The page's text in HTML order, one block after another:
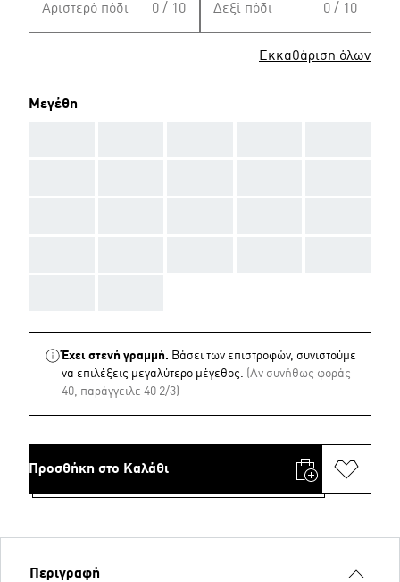
Αριστερό πόδι 0 / 10 Δεξί πόδι 0 / 10
Εκκαθάριση όλων
Μεγέθη
Έχει στενή γραμμή. Βάσει των επιστροφών, συνιστούμε
να επιλέξεις μεγαλύτερο μέγεθος. (Aν συνήθως φοράς
40, παράγγειλε 40 2/3)
Προσθήκη στο Καλάθι
Περιγραφή